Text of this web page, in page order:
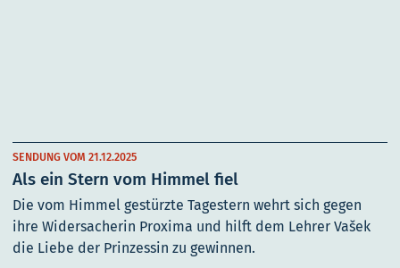
SENDUNG VOM 21.12.2025
Als ein Stern vom Himmel fiel
Die vom Himmel gestürzte Tagestern wehrt sich gegen
ihre Widersacherin Proxima und hilft dem Lehrer Vašek
die Liebe der Prinzessin zu gewinnen.